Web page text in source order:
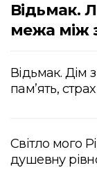
Відьмак.
межа між
Відьмак. Дім
пам’ять,
Світло мого
душевну